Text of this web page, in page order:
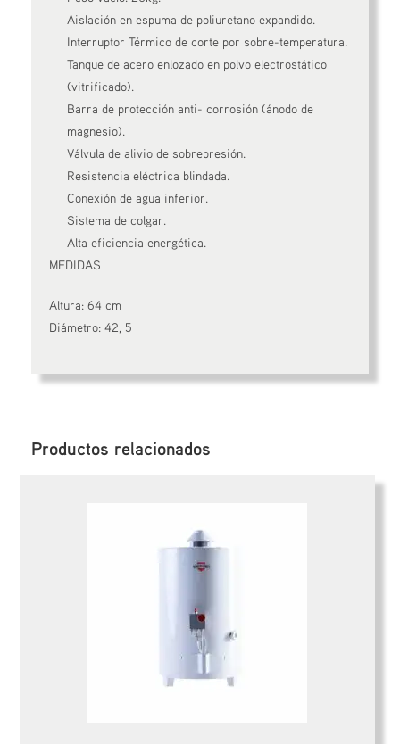
Aislación en espuma de poliuretano expandido.
Interruptor Térmico de corte por sobre-temperatura.
Tanque de acero enlozado en polvo electrostático
(vitrificado).
Barra de protección anti- corrosión (ánodo de
magnesio).
Válvula de alivio de sobrepresión.
Resistencia eléctrica blindada.
Conexión de agua inferior.
Sistema de colgar.
Alta eficiencia energética.
MEDIDAS
Altura: 64 cm
Diámetro: 42, 5
Productos relacionados